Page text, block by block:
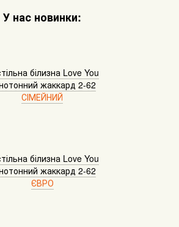
У нас новинки:
білизна Love You
жаккард 2-62
СІМЕЙНИЙ
білизна Love You
жаккард 2-62
ЄВРО